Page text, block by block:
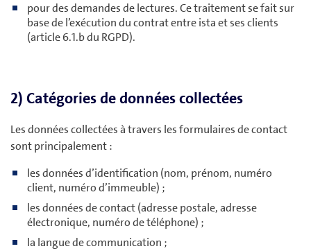
pour des demandes de lectures. Ce traitement se fait sur
base de l’exécution du contrat entre ista et ses clients
(article 6.1.b du RGPD).
2) Catégories de données collectées
Les données collectées à travers les formulaires de contact
sont principalement :
les données d’identification (nom, prénom, numéro
client, numéro d’immeuble) ;
les données de contact (adresse postale, adresse
électronique, numéro de téléphone) ;
la langue de communication ;